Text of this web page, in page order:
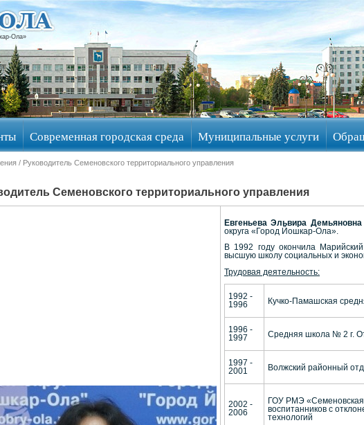
Ола»
Современная городская среда Муниципальные услуги
/ Руководитель Семеновского территориального управления
Семеновского территориального управления
Евгеньева Эльвира Демьяновна
округа «Город Йошкар-Ола».
В 1992 году окончила
высшую школу социальных и
Трудовая деятельность:
1992 -
1996
Кучко-Памашская
1996 -
1997
Средняя школа № 2 г.
1997 -
2001
Волжский районный
2002 -
2006
ГОУ РМЭ «Семеновская
воспитанников с
технологий